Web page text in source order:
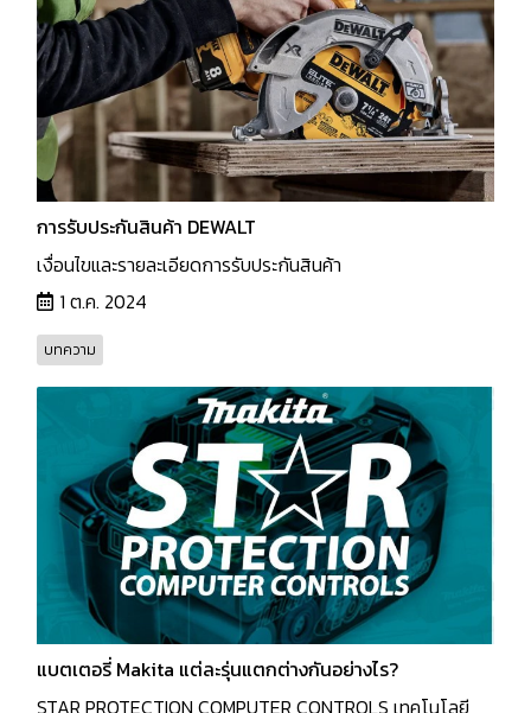
การรับประกันสินค้า DEWALT
เงื่อนไขและรายละเอียดการรับประกันสินค้า
1 ต.ค. 2024
บทความ
แบตเตอรี่ Makita แต่ละรุ่นแตกต่างกันอย่างไร?